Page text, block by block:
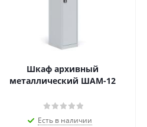
Шкаф архивный
металлический ШАМ-12
Есть в наличии